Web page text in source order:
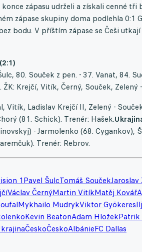
zápasu udrželi a získali cenné
zápase skupiny doma podlehla 0:1
bodu. V příštím zápase se Češi
80. Souček z pen. - 37. Vanat, 84.
Krejčí, Vitík, Černý, Souček, Zelený
Vitík, Ladislav Krejčí II, Zelený -
(81. Schick). Trenér: Hašek.
- Jarmolenko (68. Cygankov),
Trenér: Rebrov.
1 Pavel ŠulcTomáš SoučekJaroslav
Václav ČernýMartin VitíkMatěj Kovář
Mykhailo MudrykViktor Gyökeres
Kevin BeatonAdam HložekPatrik
ČeskoČeskoAlbánieFC Dallas